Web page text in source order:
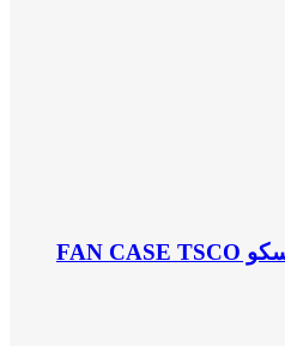
فن کیس 3عددی گیمینگ تسکو FAN CASE TSCO